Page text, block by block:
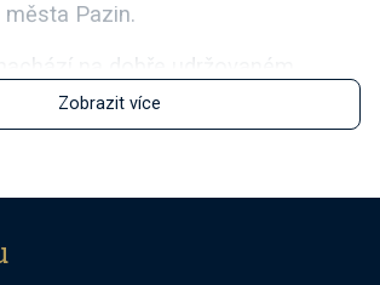
města Pazin.
na dobře udržovaném
o rozloze 1 000 m² a nabízí
relaxační rodinnou dovolenou.
a slunečníkem. Mladší hosté si
pro všechny věkové kategorie.
Zobrazit více